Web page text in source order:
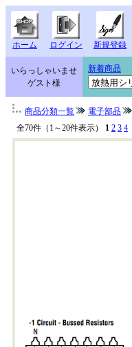
ホーム ログイン 新規登録
いらっしゃいませ
ゲスト様
新着商品
商品分類一覧 電子部品
全70件（1～20件表示） 1 2 3 4